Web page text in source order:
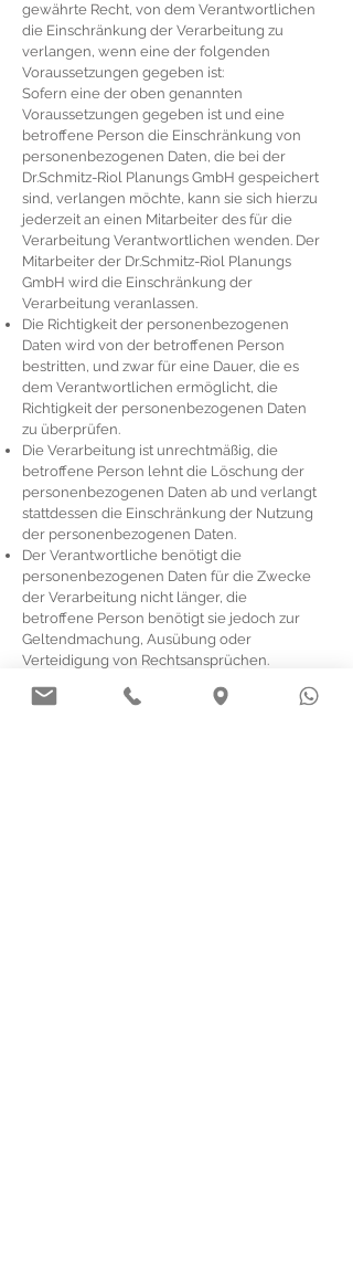
gewährte Recht, von dem Verantwortlichen
die Einschränkung der Verarbeitung zu
verlangen, wenn eine der folgenden
Voraussetzungen gegeben ist:
Sofern eine der oben genannten
Voraussetzungen gegeben ist und eine
betroffene Person die Einschränkung von
personenbezogenen Daten, die bei der
Dr.Schmitz-Riol Planungs GmbH gespeichert
sind, verlangen möchte, kann sie sich hierzu
jederzeit an einen Mitarbeiter des für die
Verarbeitung Verantwortlichen wenden. Der
Mitarbeiter der Dr.Schmitz-Riol Planungs
GmbH wird die Einschränkung der
Verarbeitung veranlassen.
Die Richtigkeit der personenbezogenen
Daten wird von der betroffenen Person
bestritten, und zwar für eine Dauer, die es
dem Verantwortlichen ermöglicht, die
Richtigkeit der personenbezogenen Daten
zu überprüfen.
Die Verarbeitung ist unrechtmäßig, die
betroffene Person lehnt die Löschung der
personenbezogenen Daten ab und verlangt
stattdessen die Einschränkung der Nutzung
der personenbezogenen Daten.
Der Verantwortliche benötigt die
personenbezogenen Daten für die Zwecke
der Verarbeitung nicht länger, die
betroffene Person benötigt sie jedoch zur
Geltendmachung, Ausübung oder
Verteidigung von Rechtsansprüchen.
gegen die Verarbeitung gem. Art. 21 Abs. 1